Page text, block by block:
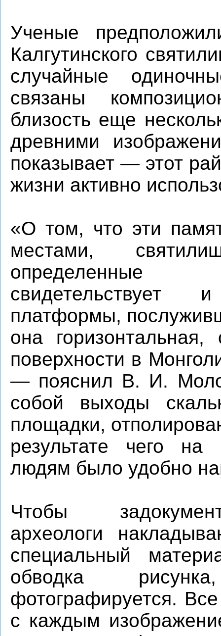
Ученые
Калгутинского
случайные
связаны
близость еще
древними
показывает — этот
жизни активно
«О том, что эти
местами,
определенные
свидетельствует
платформы,
она
поверхности в
— пояснил В. И.
собой выходы
площадки,
результате чего на
людям было удобно
Чтобы
археологи
специальный
обводка
фотографируется.
с каждым